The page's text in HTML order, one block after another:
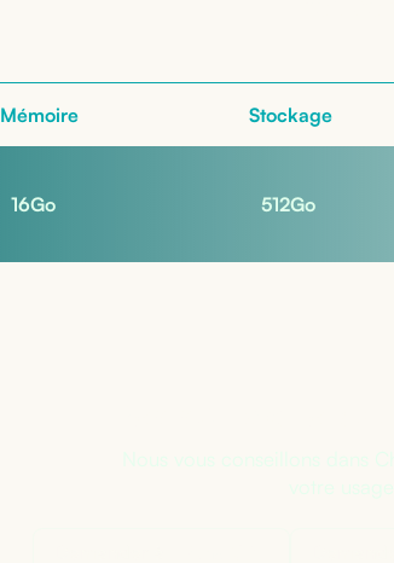
Mémoire Stockage
16Go 512Go